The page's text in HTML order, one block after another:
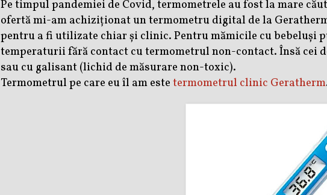
Pe timpul pandemiei de Covid, termometrele au fost la mare
ofertă mi-am achiziționat un termometru digital de la
pentru a fi utilizate chiar și clinic. Pentru mămicile cu bebeluși
temperaturii fără contactcu termometrul non-contact. Însă cei
sau cu galisant (lichid de măsurare non-toxic).
Termometrul pe care eu îl am estetermometrul clinic Geratherm